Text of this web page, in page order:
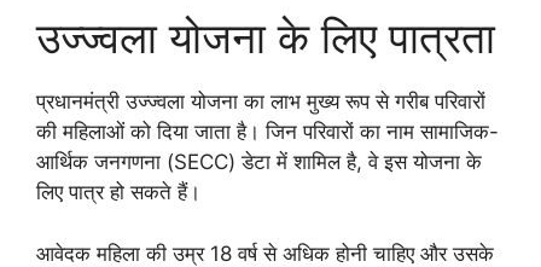
उज्ज्वला योजना के लिए पात्रता
प्रधानमंत्री उज्ज्वला योजना का लाभ मुख्य रूप से गरीब परिवारों
की महिलाओं को दिया जाता है। जिन परिवारों का नाम सामाजिक-
आर्थिक जनगणना (SECC) डेटा में शामिल है, वे इस योजना के
लिए पात्र हो सकते हैं।
आवेदक महिला की उम्र 18 वर्ष से अधिक होनी चाहिए और उसके